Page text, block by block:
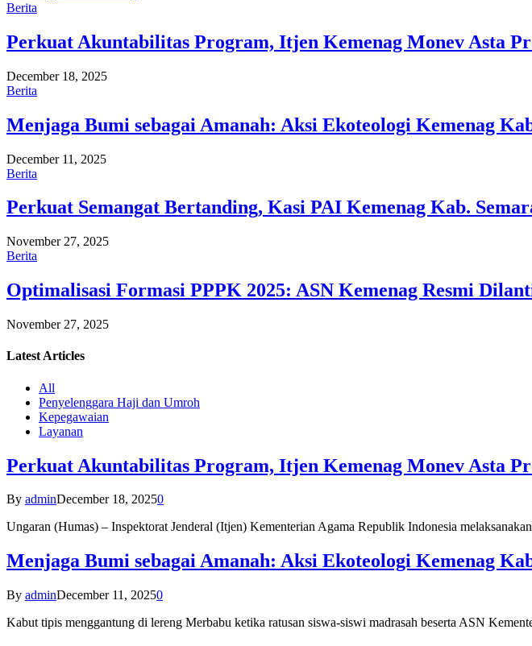
Berita
Perkuat Akuntabilitas Program, Itjen Kemenag Monev Asta
December 18, 2025
Berita
Menjaga Bumi sebagai Amanah: Aksi Ekoteologi Kemenag
December 11, 2025
Berita
Perkuat Semangat Bertanding, Kasi PAI Kemenag Kab.
November 27, 2025
Berita
Optimalisasi Formasi PPPK 2025: ASN Kemenag Resmi
November 27, 2025
Latest Articles
All
Penyelenggara Haji dan Umroh
Kepegawaian
Layanan
Perkuat Akuntabilitas Program, Itjen Kemenag Monev Asta
By adminDecember 18, 20250
Ungaran (Humas) – Inspektorat Jenderal (Itjen) Kementerian Agama Republik Indonesia
Menjaga Bumi sebagai Amanah: Aksi Ekoteologi Kemenag
By adminDecember 11, 20250
Kabut tipis menggantung di lereng Merbabu ketika ratusan siswa-siswi madrasah beserta ASN